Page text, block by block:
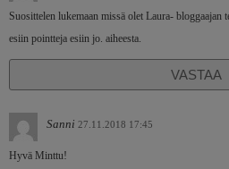
Suosittelen lukemaan missä olet Laura-
esiin pointteja esiin jo. aiheesta.
VASTAA
Sanni 27.11.2018 17:45
Hyvä Minttu!